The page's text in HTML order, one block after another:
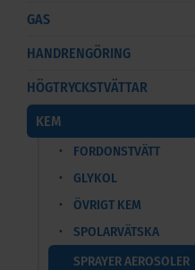
GAS
HANDRENGÖRING
HÖGTRYCKSTVÄTTAR
KEM
FORDONSTVÄTT
GLYKOL
ÖVRIGT KEM
SPOLARVÄTSKA
SPRAYER AEROSOLER